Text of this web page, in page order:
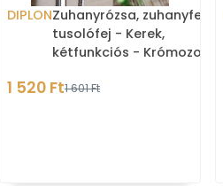
DIPLONZuhanyrózsa, zuhanyfej,
tusolófej - Kerek,
kétfunkciós - Krómozott
1 520 Ft1 601 Ft